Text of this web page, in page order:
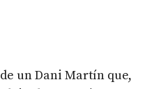
un Dani Martín que,